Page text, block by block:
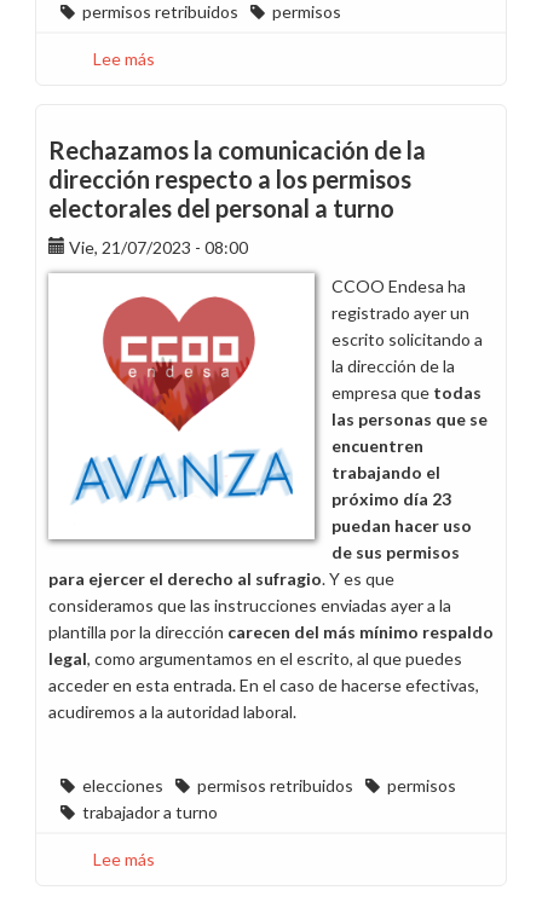
permisos retribuidos permisos
Lee más
reportar
los
nuevos
permisos
laborales
a
los
que
tienes
derecho?
Rechazamos la comunicación de la
dirección respecto a los permisos
electorales del personal a turno
Vie, 21/07/2023 - 08:00
CCOO Endesa ha
registrado ayer un
escrito solicitando a
la dirección de la
empresa que todas
las personas que se
encuentren
trabajando el
próximo día 23
puedan hacer uso
de sus permisos
para ejercer el derecho al sufragio. Y es que
consideramos que las instrucciones enviadas ayer a la
plantilla por la dirección carecen del más mínimo respaldo
legal, como argumentamos en el escrito, al que puedes
acceder en esta entrada. En el caso de hacerse efectivas,
acudiremos a la autoridad laboral.
elecciones permisos retribuidos
permisos
trabajador a turno
Lee más